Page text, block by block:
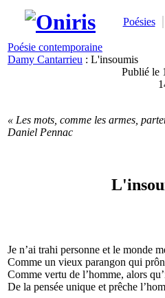
Poésies
Poésie contemporaine
Damy Cantarrieu : L'insoumis
Publié le
« Les mots, comme les armes,
Daniel Pennac
Je n’ai trahi personne et le monde
Comme un vieux parangon qui
Comme vertu de l’homme, alors
De la pensée unique et prêche